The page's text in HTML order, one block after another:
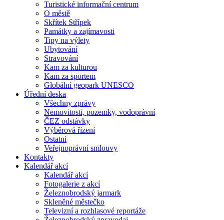
Turistické informační centrum
O městě
Skřítek Střípek
Památky a zajímavosti
Tipy na výlety
Ubytování
Stravování
Kam za kulturou
Kam za sportem
Globální geopark UNESCO
Úřední deska
Všechny zprávy
Nemovitosti, pozemky, vodoprávní
ČEZ odstávky
Výběrová řízení
Ostatní
Veřejnoprávní smlouvy
Kontakty
Kalendář akcí
Kalendář akcí
Fotogalerie z akcí
Železnobrodský jarmark
Skleněné městečko
Televizní a rozhlasové reportáže